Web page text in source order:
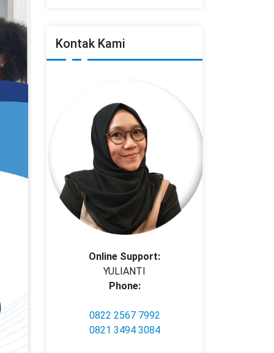
Kontak Kami
Online Support:
YULIANTI
Phone:
0822 2567 7992
0821 3494 3084